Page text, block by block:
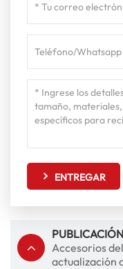
ENTREGAR
Accesorios
actualización